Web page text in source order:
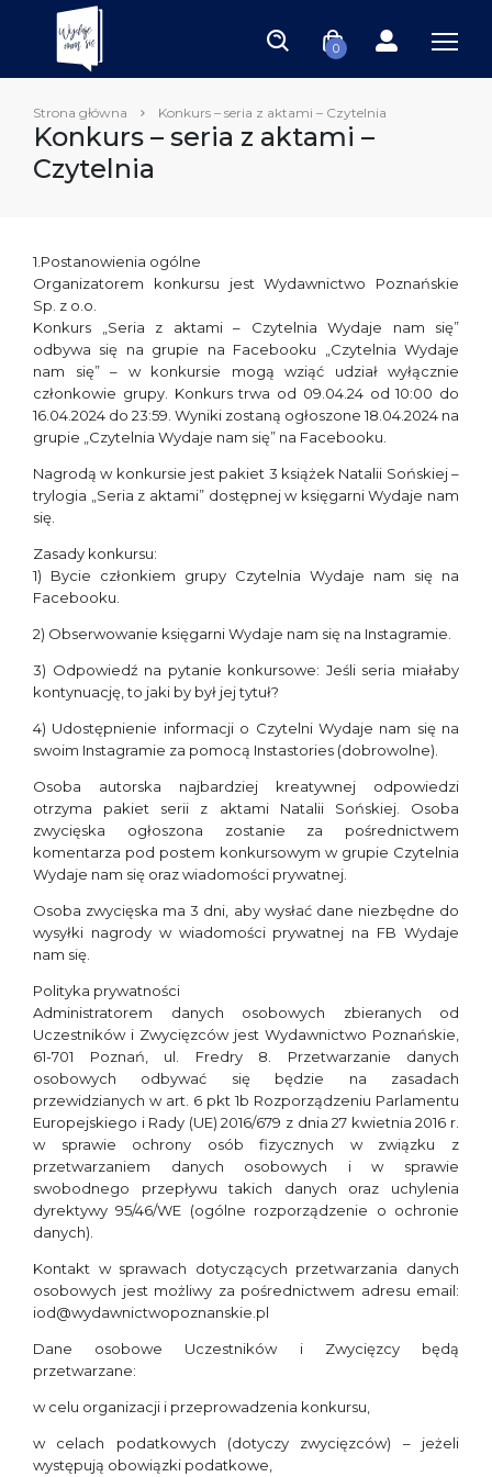
0
Strona główna Konkurs – seria z aktami – Czytelnia
Konkurs – seria z aktami –
Czytelnia
1.Postanowienia ogólne
Organizatorem konkursu jest Wydawnictwo Poznańskie
Sp. z o.o.
Konkurs „Seria z aktami – Czytelnia Wydaje nam się”
odbywa się na grupie na Facebooku „Czytelnia Wydaje
nam się” – w konkursie mogą wziąć udział wyłącznie
członkowie grupy. Konkurs trwa od 09.04.24 od 10:00 do
16.04.2024 do 23:59. Wyniki zostaną ogłoszone 18.04.2024 na
grupie „Czytelnia Wydaje nam się” na Facebooku.
Nagrodą w konkursie jest pakiet 3 książek Natalii Sońskiej –
trylogia „Seria z aktami” dostępnej w księgarni Wydaje nam
się.
Zasady konkursu:
1) Bycie członkiem grupy Czytelnia Wydaje nam się na
Facebooku.
2) Obserwowanie księgarni Wydaje nam się na Instagramie.
3) Odpowiedź na pytanie konkursowe: Jeśli seria miałaby
kontynuację, to jaki by był jej tytuł?
4) Udostępnienie informacji o Czytelni Wydaje nam się na
swoim Instagramie za pomocą Instastories (dobrowolne).
Osoba autorska najbardziej kreatywnej odpowiedzi
otrzyma pakiet serii z aktami Natalii Sońskiej. Osoba
zwycięska ogłoszona zostanie za pośrednictwem
komentarza pod postem konkursowym w grupie Czytelnia
Wydaje nam się oraz wiadomości prywatnej.
Osoba zwycięska ma 3 dni, aby wysłać dane niezbędne do
wysyłki nagrody w wiadomości prywatnej na FB Wydaje
nam się.
Polityka prywatności
Administratorem danych osobowych zbieranych od
Uczestników i Zwycięzców jest Wydawnictwo Poznańskie,
61-701 Poznań, ul. Fredry 8. Przetwarzanie danych
osobowych odbywać się będzie na zasadach
przewidzianych w art. 6 pkt 1b Rozporządzeniu Parlamentu
Europejskiego i Rady (UE) 2016/679 z dnia 27 kwietnia 2016 r.
w sprawie ochrony osób fizycznych w związku z
przetwarzaniem danych osobowych i w sprawie
swobodnego przepływu takich danych oraz uchylenia
dyrektywy 95/46/WE (ogólne rozporządzenie o ochronie
danych).
Kontakt w sprawach dotyczących przetwarzania danych
osobowych jest możliwy za pośrednictwem adresu email:
iod@wydawnictwopoznanskie.pl
Dane osobowe Uczestników i Zwycięzcy będą
przetwarzane:
w celu organizacji i przeprowadzenia konkursu,
w celach podatkowych (dotyczy zwycięzców) – jeżeli
występują obowiązki podatkowe,